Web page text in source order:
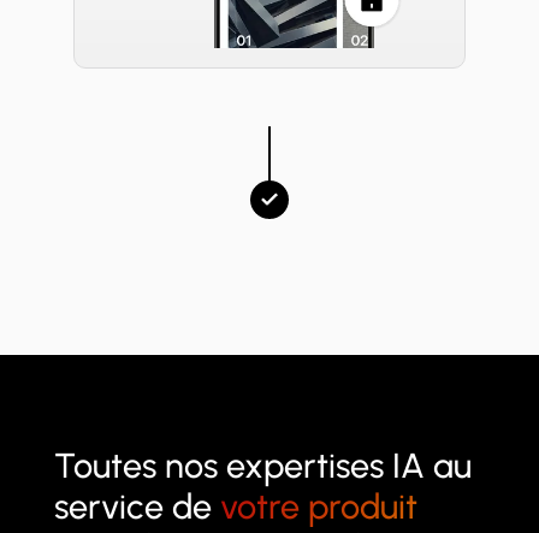
Toutes nos expertises IA au
service de votre produit